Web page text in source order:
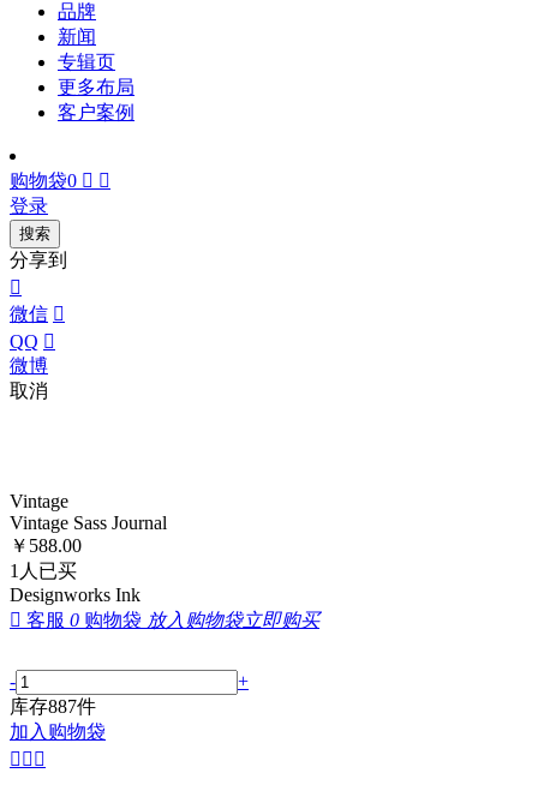
品牌
新闻
专辑页
更多布局
客户案例
购物袋0  
登录
搜索
分享到

微信 
QQ 
微博
取消
Vintage
Vintage Sass Journal
￥ 588.00
1 人已买
Designworks Ink
 客服 0 购物袋 放入购物袋立即购买
-
+
库存887件
加入购物袋
  